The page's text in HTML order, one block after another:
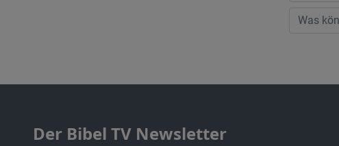
Der Bibel TV Newsletter